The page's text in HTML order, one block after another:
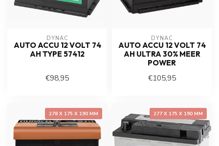
DYNAC
AUTO ACCU 12 VOLT 74
AH TYPE 57412
€98,95
DYNAC
AUTO ACCU 12 VOLT 74
AH ULTRA 30% MEER
POWER
€105,95
278 X 175 X 190 MM 277 X 175 X 190 MM